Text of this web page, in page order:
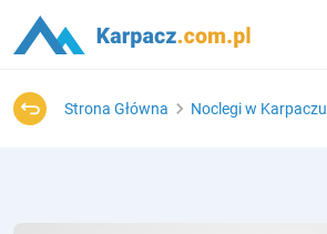
Strona Główna Noclegi w Karpaczu